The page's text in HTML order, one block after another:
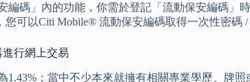
編碼」內的功能，你需於登記「流動保安編碼
可以Citi Mobile® 流動保安編碼取得一次性密碼 /
行網上交易
1.43%；當中不少本來就擁有相關專業學歷、牌